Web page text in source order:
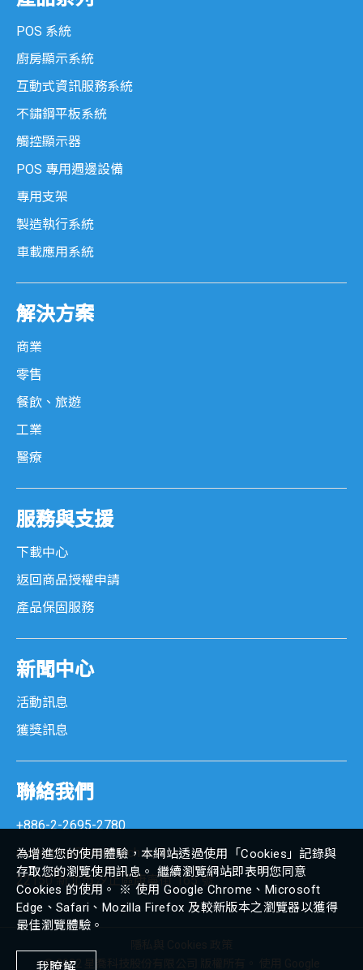
POS 系統
廚房顯示系統
互動式資訊服務系統
不鏽鋼平板系統
觸控顯示器
POS 專用週邊設備
專用支架
製造執行系統
車載應用系統
解決方案
商業
零售
餐飲、旅遊
工業
醫療
服務與支援
下載中心
返回商品授權申請
產品保固服務
新聞中心
活動訊息
獲獎訊息
聯絡我們
+886-2-2695-2780
marketing@senortech.com
22150 新北市汐止區康寧街 165 號
© 2022 星喬科技股份有限公司 版權所有。 使用 Google
為增進您的使用體驗，本網站透過使用「Cookies」記錄與
存取您的瀏覽使用訊息。 繼續瀏覽網站即表明您同意
Cookies 的使用。 ※ 使用 Google Chrome、Microsoft
Edge、Safari、Mozilla Firefox 及較新版本之瀏覽器以獲得
最佳瀏覽體驗。